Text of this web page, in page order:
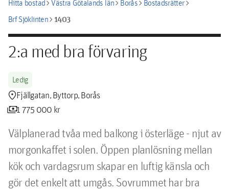
Hitta bostadchevron_rightVästra Götalands länchevron_rightBoråschevron_rightBostadsrätterchevron_right
Brf Sjöklintenchevron_right1403
2:a med bra förvaring
Ledig
location_pinFjällgatan, Byttorp, Borås
payments1 775 000 kr
Välplanerad tvåa med balkong i österläge - njut av
morgonkaffet i solen. Öppen planlösning mellan
kök och vardagsrum skapar en luftig känsla och
gör det enkelt att umgås. Sovrummet har bra